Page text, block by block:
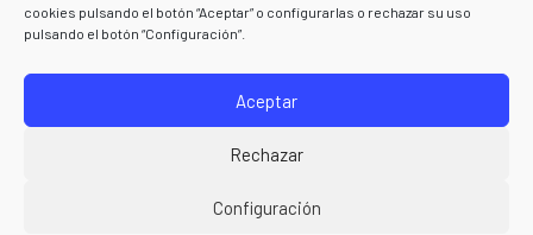
cookies pulsando el botón “Aceptar” o configurarlas o rechazar su uso
pulsando el botón “Configuración”.
Aceptar
Rechazar
Configuración